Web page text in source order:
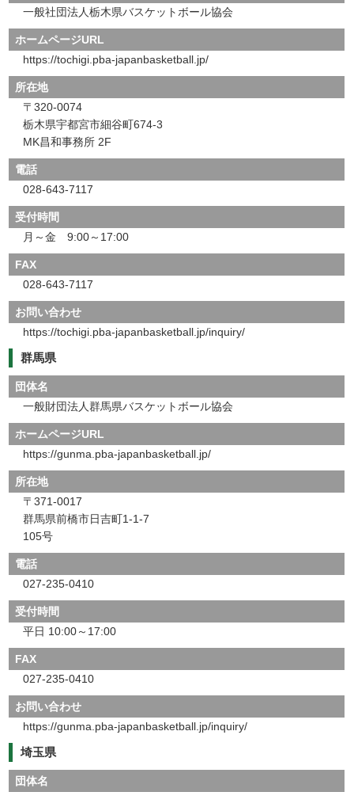
一般社団法人栃木県バスケットボール協会
ホームページURL
https://tochigi.pba-japanbasketball.jp/
所在地
〒320-0074
栃木県宇都宮市細谷町674-3
MK昌和事務所 2F
電話
028-643-7117
受付時間
月～金 9:00～17:00
FAX
028-643-7117
お問い合わせ
https://tochigi.pba-japanbasketball.jp/inquiry/
群馬県
団体名
一般財団法人群馬県バスケットボール協会
ホームページURL
https://gunma.pba-japanbasketball.jp/
所在地
〒371-0017
群馬県前橋市日吉町1-1-7
105号
電話
027-235-0410
受付時間
平日 10:00～17:00
FAX
027-235-0410
お問い合わせ
https://gunma.pba-japanbasketball.jp/inquiry/
埼玉県
団体名